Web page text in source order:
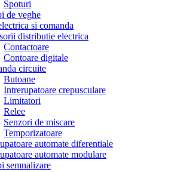
Spoturi
de veghe
si comanda
distributie electrica
Contactoare
Contoare digitale
circuite
Butoane
Intrerupatoare crepusculare
Limitatori
Relee
Senzori de miscare
Temporizatoare
automate diferentiale
automate modulare
semnalizare